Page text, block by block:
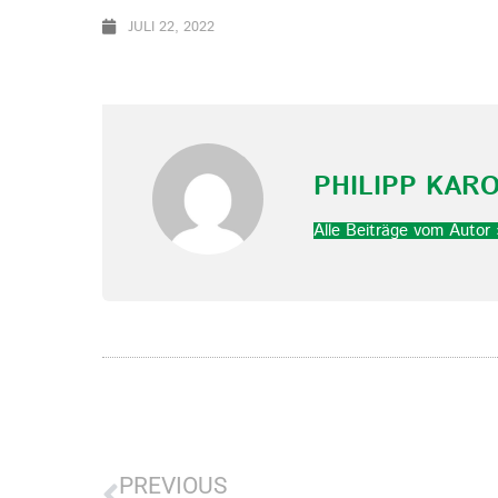
JULI 22, 2022
PHILIPP
Alle Beiträge vom Autor
PREVIOUS